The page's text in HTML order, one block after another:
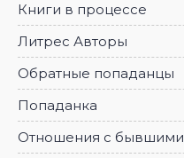
Книги в процессе
Литрес Авторы
Обратные попаданцы
Попаданка
Отношения с бывшими